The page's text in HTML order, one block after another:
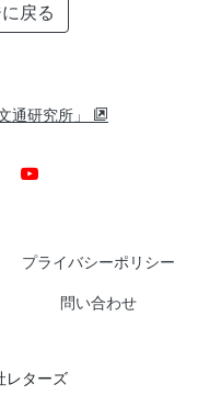
戻る
通研究所」
プライバシーポリシー
問い合わせ
ターズ